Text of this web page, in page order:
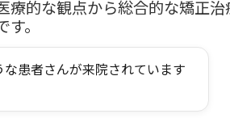
療的な観点から総合的な矯正治
。
患者さんが来院されています